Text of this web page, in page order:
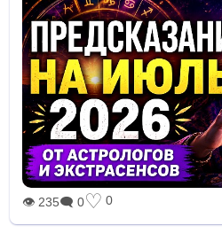
👁 235🗨 0♡ 0